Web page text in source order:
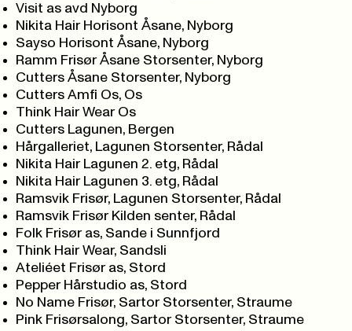
Visit as avd Nyborg
Nikita Hair Horisont Åsane, Nyborg
Sayso Horisont Åsane, Nyborg
Ramm Frisør Åsane Storsenter, Nyborg
Cutters Åsane Storsenter, Nyborg
Cutters Amfi Os, Os
Think Hair Wear Os
Cutters Lagunen, Bergen
Hårgalleriet, Lagunen Storsenter, Rådal
Nikita Hair Lagunen 2. etg, Rådal
Nikita Hair Lagunen 3. etg, Rådal
Ramsvik Frisør, Lagunen Storsenter, Rådal
Ramsvik Frisør Kilden senter, Rådal
Folk Frisør as, Sande i Sunnfjord
Think Hair Wear, Sandsli
Ateliéet Frisør as, Stord
Pepper Hårstudio as, Stord
No Name Frisør, Sartor Storsenter, Straume
Pink Frisørsalong, Sartor Storsenter, Straume